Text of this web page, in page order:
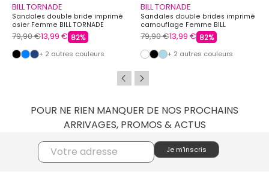
BILL TORNADE
Sandales double bride imprimé
osier Femme BILL TORNADE
79,90 €13,99 € 82%
+ 2 autres couleurs
BILL TORNADE
Sandales double brides imprimé
camouflage Femme BILL
TORNADE
79,90 €13,99 € 82%
+ 2 autres couleurs
POUR NE RIEN MANQUER DE NOS PROCHAINS
ARRIVAGES, PROMOS & ACTUS